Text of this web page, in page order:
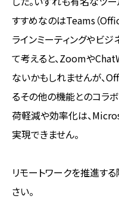
すすめなのはTeams（
ラインミーティングやビ
て考えると、Zoomや
ないかもしれませんが、
るその他の機能とのコラ
荷軽減や効率化は、
実現できません。
リモートワークを推進す
さい。